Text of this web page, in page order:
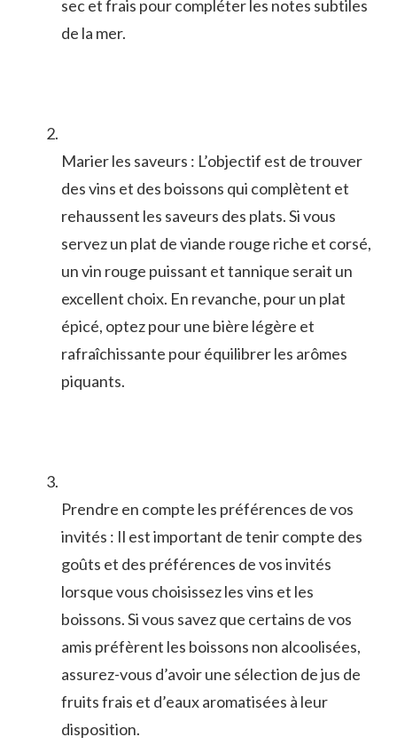
sec ​et frais pour compléter ⁢les notes⁣ subtiles
de la mer.
Marier les saveurs : L’objectif est de ‍trouver
des vins et des boissons qui complètent et
‌rehaussent les saveurs des plats. Si vous
servez un plat de viande rouge riche et corsé,
un​ vin rouge​ puissant et tannique serait un
excellent choix. En revanche, pour un plat
épicé, optez pour une bière légère et
rafraîchissante pour équilibrer les arômes​
piquants.
Prendre en compte ‌les préférences de ⁢vos
invités : Il⁢ est important de tenir compte des
goûts et des préférences de vos invités​
lorsque vous choisissez les vins et les
boissons. Si vous savez que certains de vos
amis préfèrent les boissons non ⁣alcoolisées,⁣
assurez-vous d’avoir une sélection⁢ de jus de‍
fruits frais et d’eaux aromatisées ‍à leur
disposition.